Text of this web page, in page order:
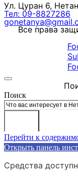
Ул. Цуран 6,
Тел: 09-8827286
Все права
Поиск
Перейти к
Открыть панель
Средства